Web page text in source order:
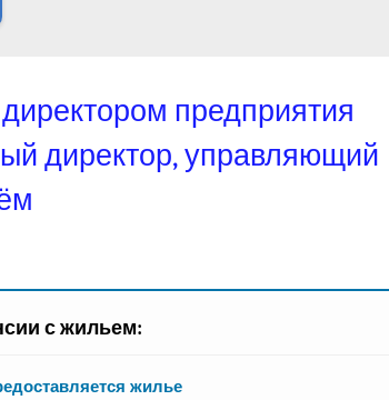
предприятия
директор, управляющий
с жильем:
жилье